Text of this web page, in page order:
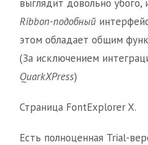
выглядит довольно убого,
Ribbon-подобный
этом обладает общим
(За исключением
QuarkXPress)
Страница FontExplorer X.
Есть полноценная Trial-